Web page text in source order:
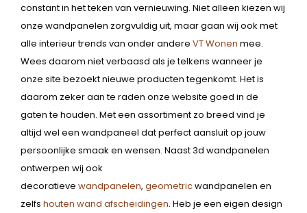
constant in het teken van vernieuwing. Niet alleen kiezen wij
onze wandpanelen zorgvuldig uit, maar gaan wij ook met
alle interieur trends van onder andere VT Wonen mee.
Wees daarom niet verbaasd als je telkens wanneer je
onze site bezoekt nieuwe producten tegenkomt. Het is
daarom zeker aan te raden onze website goed in de
gaten te houden. Met een assortiment zo breed vind je
altijd wel een wandpaneel dat perfect aansluit op jouw
persoonlijke smaak en wensen. Naast 3d wandpanelen
ontwerpen wij ook
decoratieve wandpanelen, geometricwandpanelen en
zelfs houten wand afscheidingen. Heb je een eigen design